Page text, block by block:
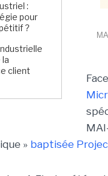
:
pour
?
la
client
» baptisée